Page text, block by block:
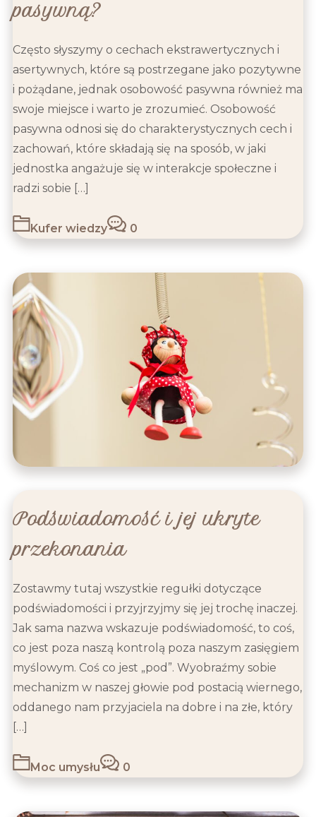
pasywną?
Często słyszymy o cechach ekstrawertycznych i
asertywnych, które są postrzegane jako pozytywne
i pożądane, jednak osobowość pasywna również ma
swoje miejsce i warto je zrozumieć. Osobowość
pasywna odnosi się do charakterystycznych cech i
zachowań, które składają się na sposób, w jaki
jednostka angażuje się w interakcje społeczne i
radzi sobie […]
Kufer wiedzy 0
Podświadomość i jej ukryte
przekonania
Zostawmy tutaj wszystkie regułki dotyczące
podświadomości i przyjrzyjmy się jej trochę inaczej.
Jak sama nazwa wskazuje podświadomość, to coś,
co jest poza naszą kontrolą poza naszym zasięgiem
myślowym. Coś co jest „pod”. Wyobraźmy sobie
mechanizm w naszej głowie pod postacią wiernego,
oddanego nam przyjaciela na dobre i na złe, który
[…]
Moc umysłu 0